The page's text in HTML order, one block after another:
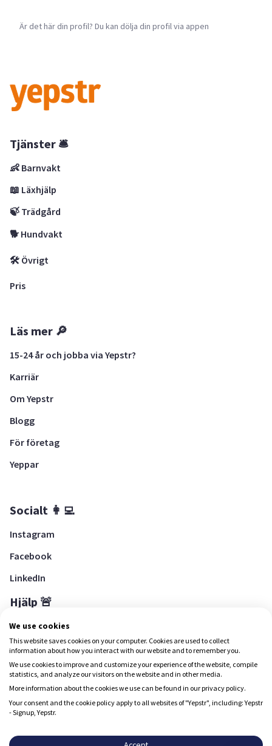
Är det här din profil? Du kan dölja din profil via appen
Tjänster 🛎
👶 Barnvakt
📖 Läxhjälp
🍃 Trädgård
🐕 Hundvakt
🛠 Övrigt
Pris
Läs mer 🔎
15-24 år och jobba via Yepstr?
Karriär
Om Yepstr
Blogg
För företag
Yeppar
Socialt 👩‍💻
Instagram
Facebook
LinkedIn
Hjälp 🚨
Hjälpcenter
Ladda ned Yepstr
Ladda ned Yepstr
upplevelse.
We use cookies
This website saves cookies on your computer. Cookies are used to collect
information about how you interact with our website and to remember you.
We use cookies to improve and customize your experience of the website, compile
statistics, and analyze our visitors on the website and in other media.
More information about the cookies we use can be found in our privacy policy.
Your consent and the cookie policy apply to all websites of "Yepstr", including: Yepstr
- Signup, Yepstr.